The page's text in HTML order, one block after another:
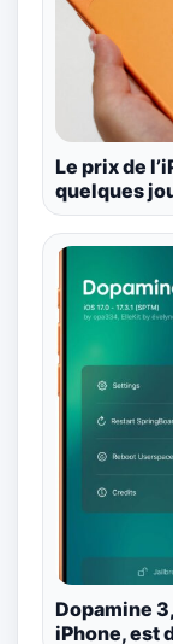
Le prix de
quelques
Dopamine
iPhone, est